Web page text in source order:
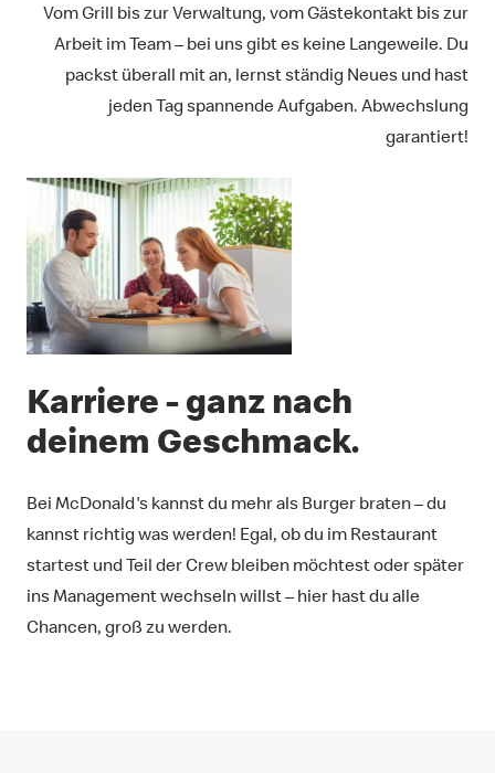
Vom Grill bis zur Verwaltung, vom Gästekontakt bis zur
Arbeit im Team – bei uns gibt es keine Langeweile. Du
packst überall mit an, lernst ständig Neues und hast
jeden Tag spannende Aufgaben. Abwechslung
garantiert!
Karriere - ganz nach
deinem Geschmack.
Bei McDonald's kannst du mehr als Burger braten – du
kannst richtig was werden! Egal, ob du im Restaurant
startest und Teil der Crew bleiben möchtest oder später
ins Management wechseln willst – hier hast du alle
Chancen, groß zu werden.